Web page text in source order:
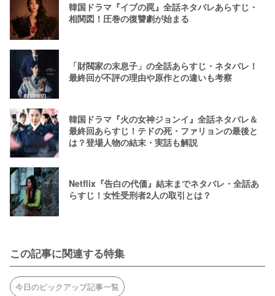
韓国ドラマ『イブの罠』全話ネタバレあらすじ・
相関図！圧巻の復讐劇が始まる
「財閥家の末息子」の全話あらすじ・ネタバレ！
最終回が不評の理由や原作との違いも考察
韓国ドラマ『火の女神ジョンイ』全話ネタバレ＆
最終回あらすじ！テドの死・ファリョンの最後と
は？登場人物の結末・実話も解説
Netflix『告白の代価』結末までネタバレ・全話あ
らすじ！女性受刑者2人の取引とは？
この記事に関連する特集
今日のピックアップ記事一覧